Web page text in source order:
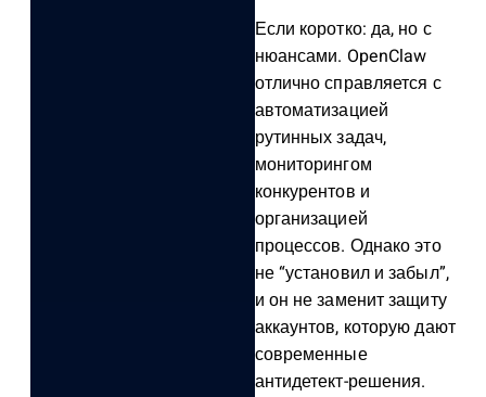
Если коротко: да, но с
нюансами. OpenClaw
отлично справляется с
автоматизацией
рутинных задач,
мониторингом
конкурентов и
организацией
процессов. Однако это
не “установил и забыл”,
и он не заменит защиту
аккаунтов, которую дают
современные
антидетект-решения.